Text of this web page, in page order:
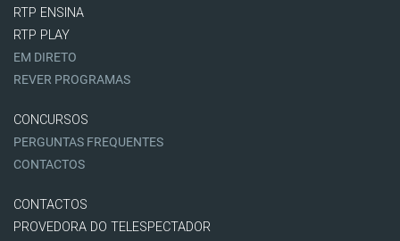
RTP ENSINA
RTP PLAY
EM DIRETO
REVER PROGRAMAS
CONCURSOS
PERGUNTAS FREQUENTES
CONTACTOS
CONTACTOS
PROVEDORA DO TELESPECTADOR